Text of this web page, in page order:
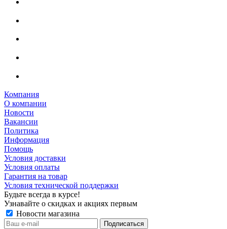
Компания
О компании
Новости
Вакансии
Политика
Информация
Помощь
Условия доставки
Условия оплаты
Гарантия на товар
Условия технической поддержки
Будьте всегда в курсе!
Узнавайте о скидках и акциях первым
Новости магазина